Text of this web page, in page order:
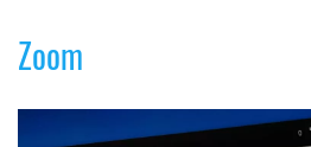
Zoom